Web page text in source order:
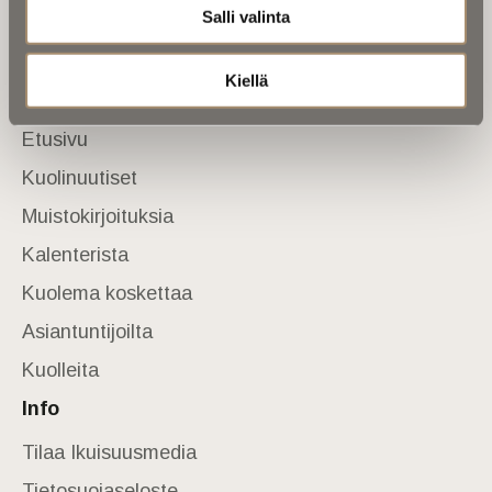
Salli valinta
Kiellä
Anna palautetta
Etusivu
Kuolinuutiset
Muistokirjoituksia
Kalenterista
Kuolema koskettaa
Asiantuntijoilta
Kuolleita
Info
Tilaa Ikuisuusmedia